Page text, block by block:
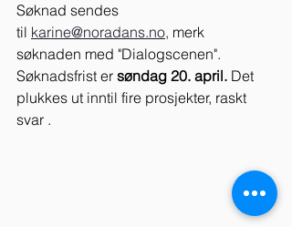
Søknad sendes
til karine@noradans.no, merk
søknaden med "Dialogscenen".
Søknadsfrist er søndag 20. april. Det
plukkes ut inntil fire prosjekter, raskt
svar .